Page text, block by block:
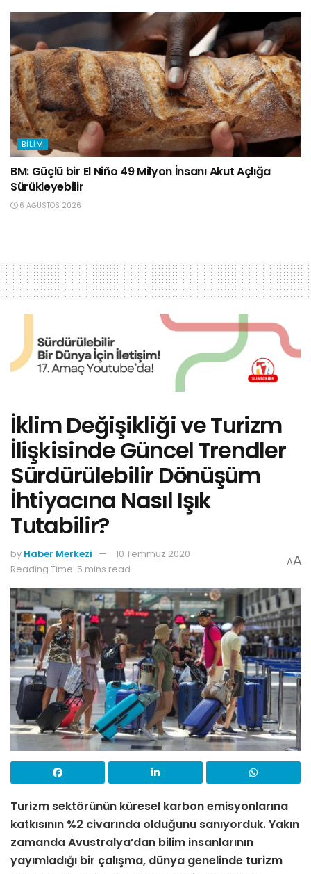
BILIM
BM: Güçlü bir El Niño 49 Milyon İnsanı Akut Açlığa
Sürükleyebilir
6 AĞUSTOS 2026
İklim Değişikliği ve Turizm
İlişkisinde Güncel Trendler
Sürdürülebilir Dönüşüm
İhtiyacına Nasıl Işık
Tutabilir?
by Haber Merkezi
10 Temmuz 2020
Reading Time: 5 mins read
AA
Turizm sektörünün küresel karbon emisyonlarına
katkısının %2 civarında olduğunu sanıyorduk. Yakın
zamanda Avustralya’dan bilim insanlarının
yayımladığı bir çalışma, dünya genelinde turizm